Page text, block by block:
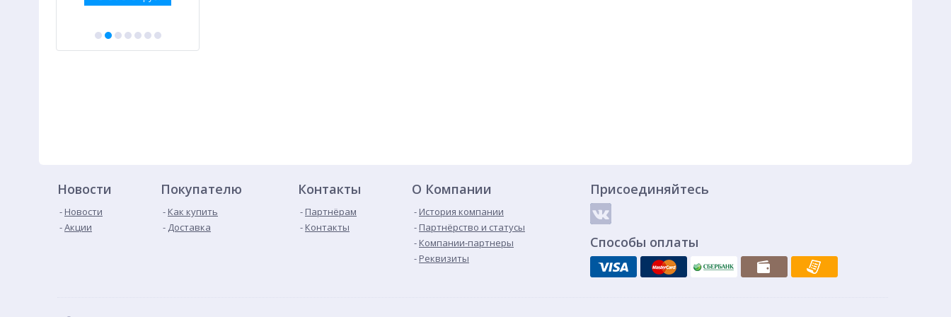
Новости
Новости
Акции
Покупателю
Как купить
Доставка
Контакты
Партнёрам
Контакты
О Компании
История компании
Партнёрство и статусы
Компании-партнеры
Реквизиты
Присоединяйтесь
Способы оплаты